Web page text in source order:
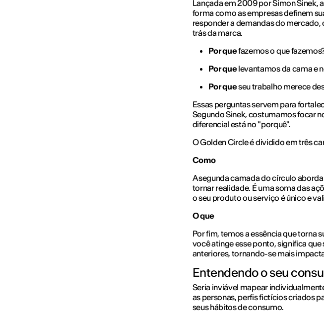
Lançada em 2009 por Simon Sinek,
forma como as empresas definem
responder a demandas do mercado,
trás da marca.
Por quefazemos o que
Por quelevantamos da cama e
Por queseu trabalho merece
Essas perguntas servem para
Segundo Sinek, costumamos focar
diferencial está no "porquê".
O Golden Circle é dividido em três
Como
A segunda camada do círculo
tornar realidade. É uma soma das
o seu produto ou serviço é único e
O que
Por fim, temos a essência que torna
você atinge esse ponto, significa
anteriores, tornando-se mais
Entendendo o seu
Seria inviável mapear
as personas, perfis fictícios criados
seus hábitos de consumo.